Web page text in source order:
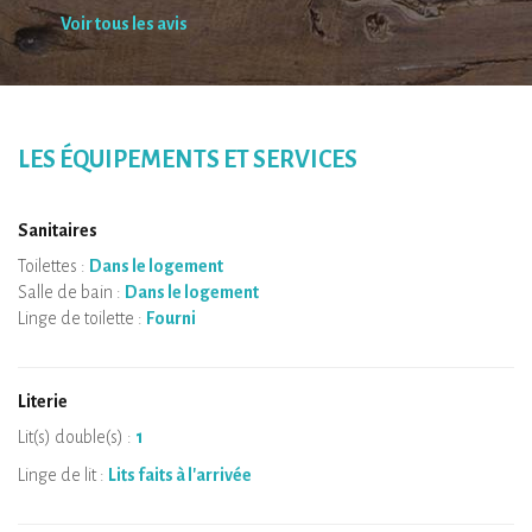
Voir tous les avis
LES ÉQUIPEMENTS ET SERVICES
Sanitaires
Toilettes : Dans le logement
Salle de bain : Dans le logement
Linge de toilette : Fourni
Literie
Lit(s) double(s) : 1
Linge de lit : Lits faits à l'arrivée